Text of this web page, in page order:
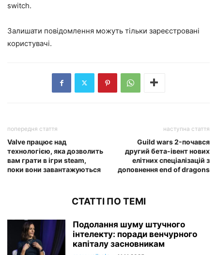
switch.
Залишати повідомлення можуть тільки зареєстровані
користувачі.
попередня стаття
Valve працює над
технологією, яка дозволить
вам грати в ігри steam,
поки вони завантажуються
наступна стаття
Guild wars 2-почався
другий бета-івент нових
елітних спеціалізацій з
доповнення end of dragons
СТАТТІ ПО ТЕМІ
Подолання шуму штучного
інтелекту: поради венчурного
капіталу засновникам